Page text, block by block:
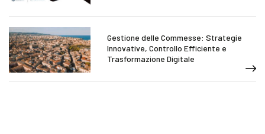
Gestione delle Commesse: Strategie
Innovative, Controllo Efficiente e
Trasformazione Digitale